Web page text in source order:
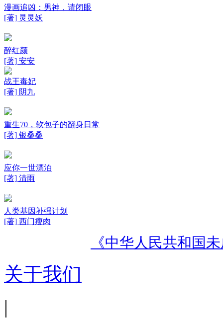
漫画追凶：男神，请闭眼
[著] 灵灵妖
醉红颜
[著] 安安
战王毒妃
[著] 阴九
重生70，软包子的翻身日常
[著] 银桑桑
应你一世漂泊
[著] 清雨
人类基因补强计划
[著] 西门瘦肉
《中华人民共和国
关于我们
|